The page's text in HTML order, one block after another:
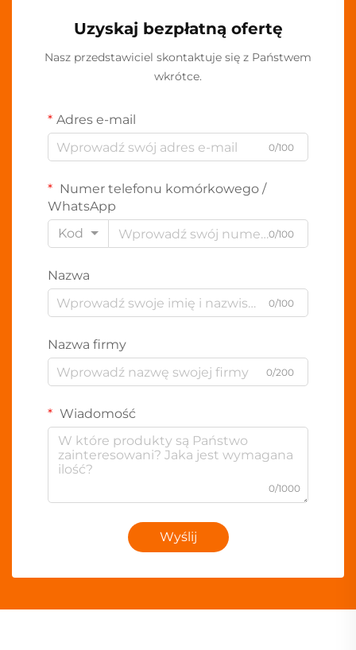
Uzyskaj bezpłatną ofertę
Nasz przedstawiciel skontaktuje się z Państwem
wkrótce.
Adres e-mail
0/100
Numer telefonu komórkowego /
WhatsApp
Kod
0/100
Nazwa
0/100
Nazwa firmy
0/200
Wiadomość
0/1000
Wyślij